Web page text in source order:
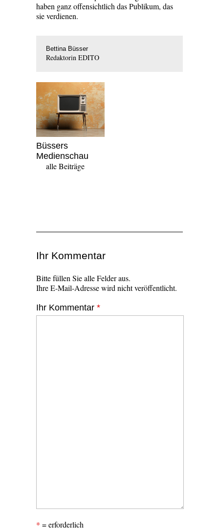
haben ganz offensichtlich das Publikum, das
sie verdienen.
Bettina Büsser
Redaktorin EDITO
Büssers
Medienschau
alle Beiträge
Ihr Kommentar
Bitte füllen Sie alle Felder aus.
Ihre E-Mail-Adresse wird nicht veröffentlicht.
Ihr Kommentar *
* = erforderlich